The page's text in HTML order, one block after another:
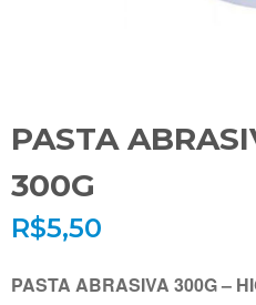
PASTA
300G
R$5,50
PASTA ABRASIVA 300G –